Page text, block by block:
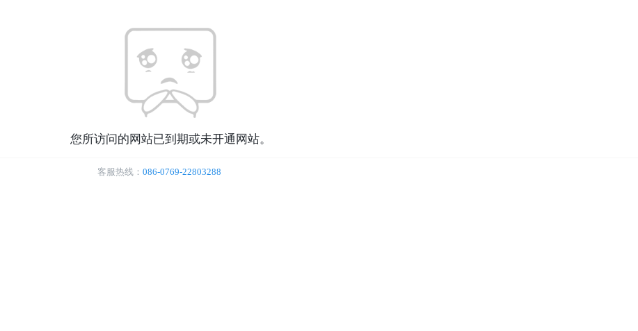
您所访问的网站已到期或未开通网站。
客服热线： 086-0769-22803288